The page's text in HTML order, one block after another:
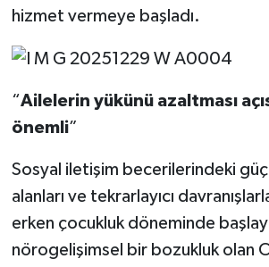
hizmet vermeye başladı.
“Ailelerin yükünü azaltması
önemli”
Sosyal iletişim becerilerindeki
alanları ve tekrarlayıcı
erken çocukluk döneminde
nörogelişimsel bir bozukluk olan